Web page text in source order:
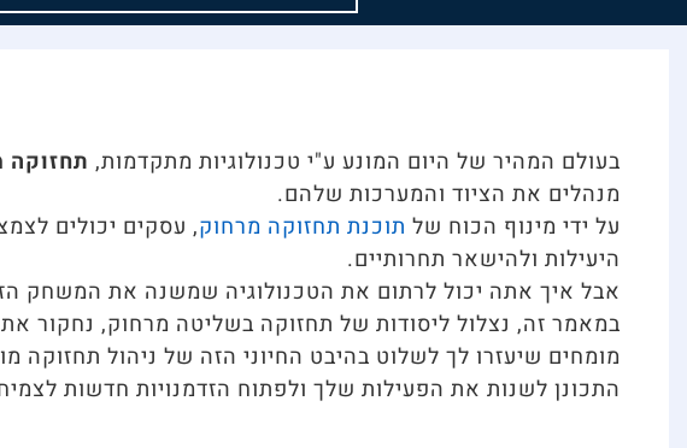
בעולם המהיר של היום המונע ע"י טכנולוגיות מתקדמות, תחזוקה
מנהלים את הציוד והמערכות שלהם.
על ידי מינוף הכוח של תוכנת תחזוקה מרחוק, עסקים יכולים
היעילות ולהישאר תחרותיים.
אבל איך אתה יכול לרתום את הטכנולוגיה שמשנה את המשחק
במאמר זה, נצלול ליסודות של תחזוקה בשליטה מרחוק, נחקור
מומחים שיעזרו לך לשלוט בהיבט החיוני הזה של ניהול תחזוקה
התכונן לשנות את הפעילות שלך ולפתוח הזדמנויות חדשות